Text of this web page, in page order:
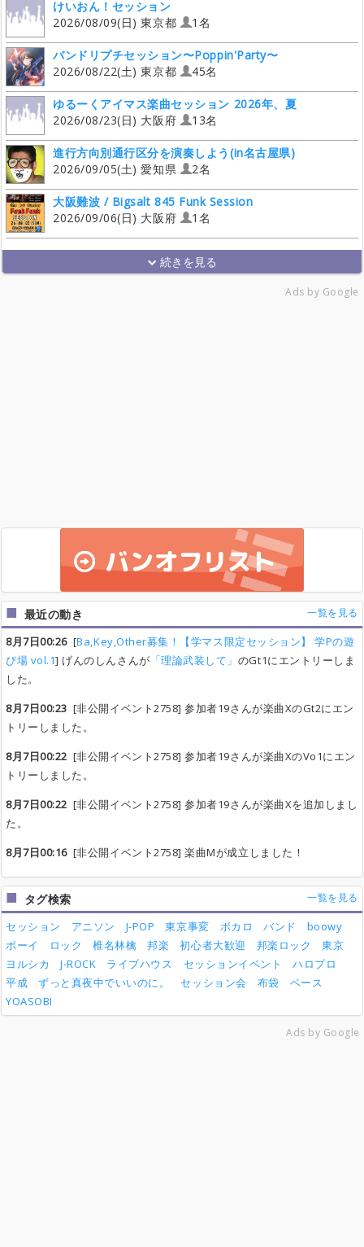
けいおん！セッション
2026/08/09(日) 東京都
1名
バンドリプチセッション〜Poppin'Party〜
2026/08/22(土) 東京都
45名
ゆるーくアイマス楽曲セッション 2026年、夏
2026/08/23(日) 大阪府
13名
進行方向別通行区分を演奏しよう(in名古屋県)
2026/09/05(土) 愛知県
2名
大阪難波 / Bigsalt 845 Funk Session
2026/09/06(日) 大阪府
1名
Ads by Google
最近の動き 一覧を見る
8月7日00:26[Ba,Key,Other募集！【学マス限定セッション】 学Pの遊
び場 vol.1] げんのしんさんが 「理論武装して」 のGt1にエントリーしま
した。
8月7日00:23 [非公開イベント2758] 参加者19さんが楽曲XのGt2にエン
トリーしました。
8月7日00:22 [非公開イベント2758] 参加者19さんが楽曲XのVo1にエン
トリーしました。
8月7日00:22 [非公開イベント2758] 参加者19さんが楽曲Xを追加しまし
た。
8月7日00:16[非公開イベント2758] 楽曲Mが成立しました！
タグ検索 一覧を見る
セッション アニソン J-POP 東京事変 ボカロ バンド
boowy
ボーイ
ロック 椎名林檎 邦楽 初心者大歓迎 邦楽ロック
東京
ヨルシカ
J-ROCK ライブハウス セッションイベント
ハロプロ
平成
ずっと真夜中でいいのに。 セッション会 布袋
ベース
YOASOBI
Ads by Google